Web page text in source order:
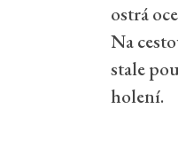
ostrá
Na
stale
holení.